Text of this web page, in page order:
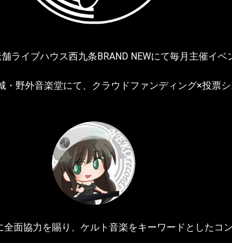
ライブハウス西九条BRAND NEWにて毎月主催イベ
野外音楽堂にて、クラウドファンディング×投票
面協力を賜り、ケルト音楽をキーワードとしたコ